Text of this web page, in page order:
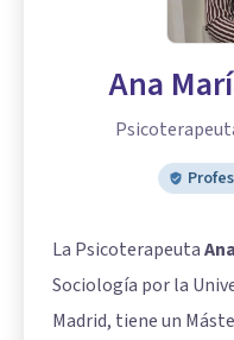
Ana
La Psicoterapeuta
Sociología por la
Madrid, tiene un